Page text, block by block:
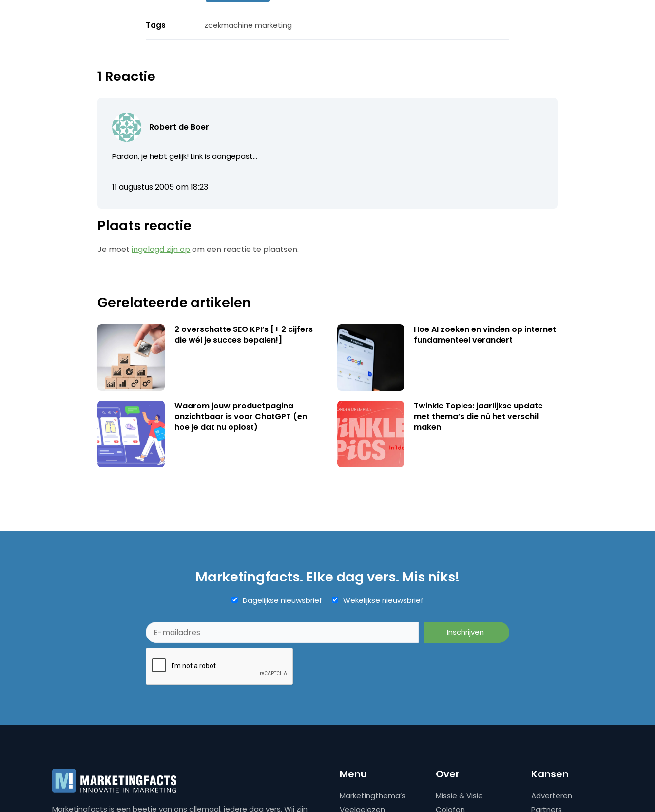
Tags zoekmachine marketing
1 Reactie
Robert de Boer
Pardon, je hebt gelijk! Link is aangepast…
11 augustus 2005 om 18:23
Plaats reactie
Je moetingelogd zijn op om een reactie te plaatsen.
Gerelateerde artikelen
2 overschatte SEO KPI’s [+ 2 cijfers
die wél je succes bepalen!]
Hoe AI zoeken en vinden op internet
fundamenteel verandert
Waarom jouw productpagina
onzichtbaar is voor ChatGPT (en
hoe je dat nu oplost)
Twinkle Topics: jaarlijkse update
met thema’s die nú het verschil
maken
Marketingfacts. Elke dag vers. Mis niks!
Dagelijkse nieuwsbrief Wekelijkse nieuwsbrief
Marketingfacts is een beetje van ons allemaal, iedere dag vers. Wij zijn
Menu
Marketingthema’s
Veelgelezen
Over
Missie & Visie
Colofon
Kansen
Adverteren
Partners